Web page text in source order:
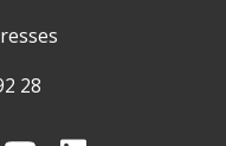
28